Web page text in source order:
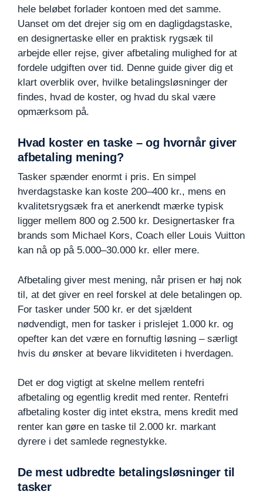
hele beløbet forlader kontoen med det samme.
Uanset om det drejer sig om en dagligdagstaske,
en designertaske eller en praktisk rygsæk til
arbejde eller rejse, giver afbetaling mulighed for at
fordele udgiften over tid. Denne guide giver dig et
klart overblik over, hvilke betalingsløsninger der
findes, hvad de koster, og hvad du skal være
opmærksom på.
Hvad koster en taske – og hvornår giver
afbetaling mening?
Tasker spænder enormt i pris. En simpel
hverdagstaske kan koste 200–400 kr., mens en
kvalitetsrygsæk fra et anerkendt mærke typisk
ligger mellem 800 og 2.500 kr. Designertasker fra
brands som Michael Kors, Coach eller Louis Vuitton
kan nå op på 5.000–30.000 kr. eller mere.
Afbetaling giver mest mening, når prisen er høj nok
til, at det giver en reel forskel at dele betalingen op.
For tasker under 500 kr. er det sjældent
nødvendigt, men for tasker i prislejet 1.000 kr. og
opefter kan det være en fornuftig løsning – særligt
hvis du ønsker at bevare likviditeten i hverdagen.
Det er dog vigtigt at skelne mellem rentefri
afbetaling og egentlig kredit med renter. Rentefri
afbetaling koster dig intet ekstra, mens kredit med
renter kan gøre en taske til 2.000 kr. markant
dyrere i det samlede regnestykke.
De mest udbredte betalingsløsninger til
tasker